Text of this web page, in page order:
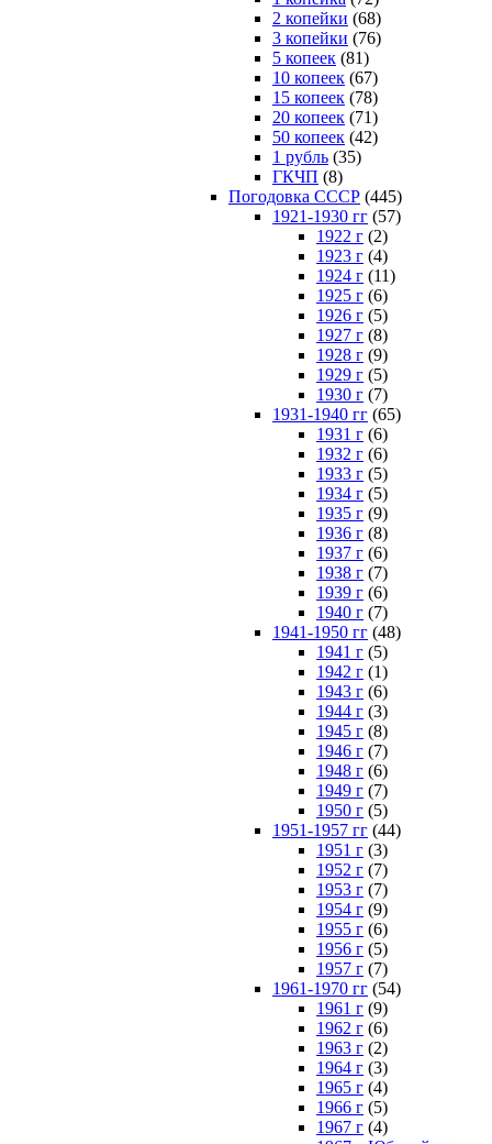
2 копейки (68)
3 копейки (76)
5 копеек (81)
10 копеек (67)
15 копеек (78)
20 копеек (71)
50 копеек (42)
1 рубль (35)
ГКЧП (8)
Погодовка СССР (445)
1921-1930 гг (57)
1922 г (2)
1923 г (4)
1924 г (11)
1925 г (6)
1926 г (5)
1927 г (8)
1928 г (9)
1929 г (5)
1930 г (7)
1931-1940 гг (65)
1931 г (6)
1932 г (6)
1933 г (5)
1934 г (5)
1935 г (9)
1936 г (8)
1937 г (6)
1938 г (7)
1939 г (6)
1940 г (7)
1941-1950 гг (48)
1941 г (5)
1942 г (1)
1943 г (6)
1944 г (3)
1945 г (8)
1946 г (7)
1948 г (6)
1949 г (7)
1950 г (5)
1951-1957 гг (44)
1951 г (3)
1952 г (7)
1953 г (7)
1954 г (9)
1955 г (6)
1956 г (5)
1957 г (7)
1961-1970 гг (54)
1961 г (9)
1962 г (6)
1963 г (2)
1964 г (3)
1965 г (4)
1966 г (5)
1967 г (4)